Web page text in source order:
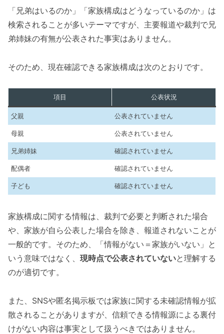
「兄弟はいるのか」「家族構成はどうなっているのか」は
検索されることが多いテーマですが、主要報道や裁判で兄
弟姉妹の有無が公表された事実はありません。
そのため、現在確認できる家族構成は次のとおりです。
項目 公表状況
父親 公表されていません
母親 公表されていません
兄弟姉妹 確認されていません
配偶者 確認されていません
子ども 確認されていません
家族構成に関する情報は、裁判で必要と判断された場合
や、家族が自ら公表した場合を除き、報道されないことが
一般的です。そのため、「情報がない＝家族がいない」と
いう意味ではなく、 現時点で公表されていないと理解する
のが適切です。
また、SNSや匿名掲示板では家族に関する未確認情報が拡
散されることがありますが、信頼できる情報源による裏付
けがない内容は事実として扱うべきではありません。